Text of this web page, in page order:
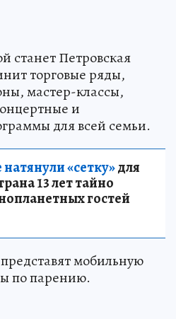
станет Петровская
торговые ряды,
мастер-классы,
и
для всей семьи.
«сетку»для
13 лет тайно
гостей
мобильную
по парению.